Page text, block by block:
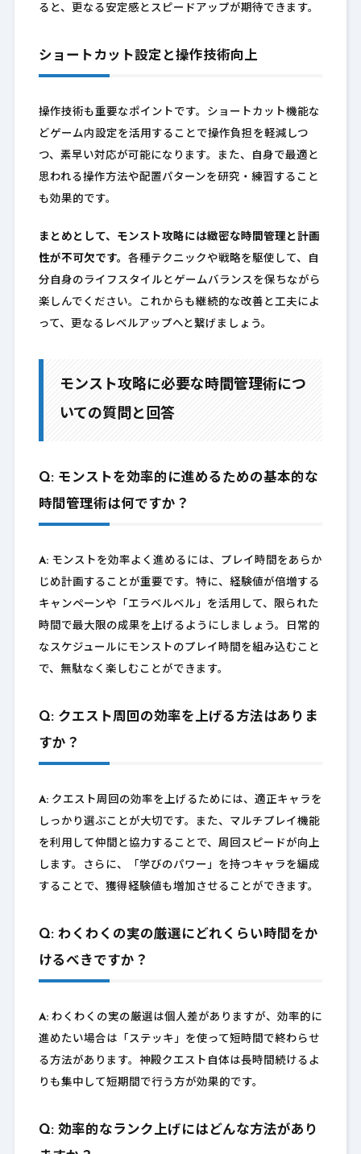
ると、更なる安定感とスピードアップが期待できます。
ショートカット設定と操作技術向上
操作技術も重要なポイントです。ショートカット機能な
どゲーム内設定を活用することで操作負担を軽減しつ
つ、素早い対応が可能になります。また、自身で最適と
思われる操作方法や配置パターンを研究・練習すること
も効果的です。
まとめとして、モンスト攻略には緻密な時間管理と計画
性が不可欠です。 各種テクニックや戦略を駆使して、自
分自身のライフスタイルとゲームバランスを保ちながら
楽しんでください。これからも継続的な改善と工夫によ
って、更なるレベルアップへと繋げましょう。
モンスト攻略に必要な時間管理術につ
いての質問と回答
Q: モンストを効率的に進めるための基本的な
時間管理術は何ですか？
A:モンストを効率よく進めるには、プレイ時間をあらか
じめ計画することが重要です。特に、経験値が倍増する
キャンペーンや「エラベルベル」を活用して、限られた
時間で最大限の成果を上げるようにしましょう。日常的
なスケジュールにモンストのプレイ時間を組み込むこと
で、無駄なく楽しむことができます。
Q: クエスト周回の効率を上げる方法はありま
すか？
A:クエスト周回の効率を上げるためには、適正キャラを
しっかり選ぶことが大切です。また、マルチプレイ機能
を利用して仲間と協力することで、周回スピードが向上
します。さらに、「学びのパワー」を持つキャラを編成
することで、獲得経験値も増加させることができます。
Q: わくわくの実の厳選にどれくらい時間をか
けるべきですか？
A:わくわくの実の厳選は個人差がありますが、効率的に
進めたい場合は「ステッキ」を使って短時間で終わらせ
る方法があります。神殿クエスト自体は長時間続けるよ
りも集中して短期間で行う方が効果的です。
Q: 効率的なランク上げにはどんな方法があり